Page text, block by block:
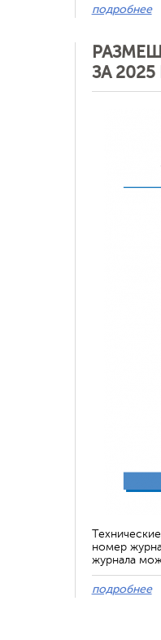
подробнее
ЗА 2025
номер
журнала
подробнее